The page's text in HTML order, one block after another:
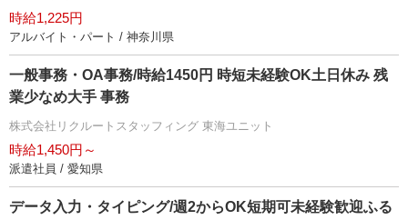
時給1,225円
アルバイト・パート / 神奈川県
一般事務・OA事務/時給1450円 時短未経験OK土日休み 残
業少なめ大手 事務
株式会社リクルートスタッフィング 東海ユニット
時給1,450円～
派遣社員 / 愛知県
データ入力・タイピング/週2からOK短期可未経験歓迎ふる